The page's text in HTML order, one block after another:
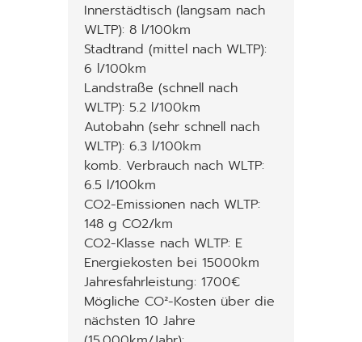
Innerstädtisch (langsam nach
WLTP): 8 l/100km
Stadtrand (mittel nach WLTP):
6 l/100km
Landstraße (schnell nach
WLTP): 5.2 l/100km
Autobahn (sehr schnell nach
WLTP): 6.3 l/100km
komb. Verbrauch nach WLTP:
6.5 l/100km
CO2-Emissionen nach WLTP:
148 g CO2/km
CO2-Klasse nach WLTP: E
Energiekosten bei 15000km
Jahresfahrleistung: 1700€
Mögliche CO²-Kosten über die
nächsten 10 Jahre